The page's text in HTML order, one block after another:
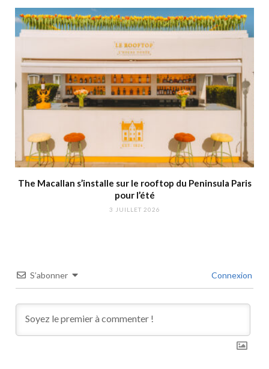
The Macallan s’installe sur le rooftop du Peninsula Paris
pour l’été
3 JUILLET 2026
S’abonner Connexion